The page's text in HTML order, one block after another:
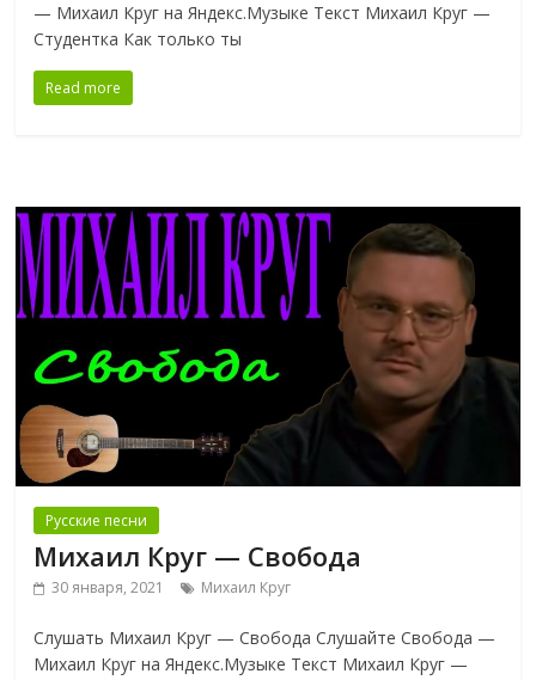
— Михаил Круг на Яндекс.Музыке Текст Михаил Круг —
Студентка Как только ты
Read more
Русские песни
Михаил Круг — Свобода
30 января, 2021 Михаил Круг
Слушать Михаил Круг — Свобода Слушайте Свобода —
Михаил Круг на Яндекс.Музыке Текст Михаил Круг —